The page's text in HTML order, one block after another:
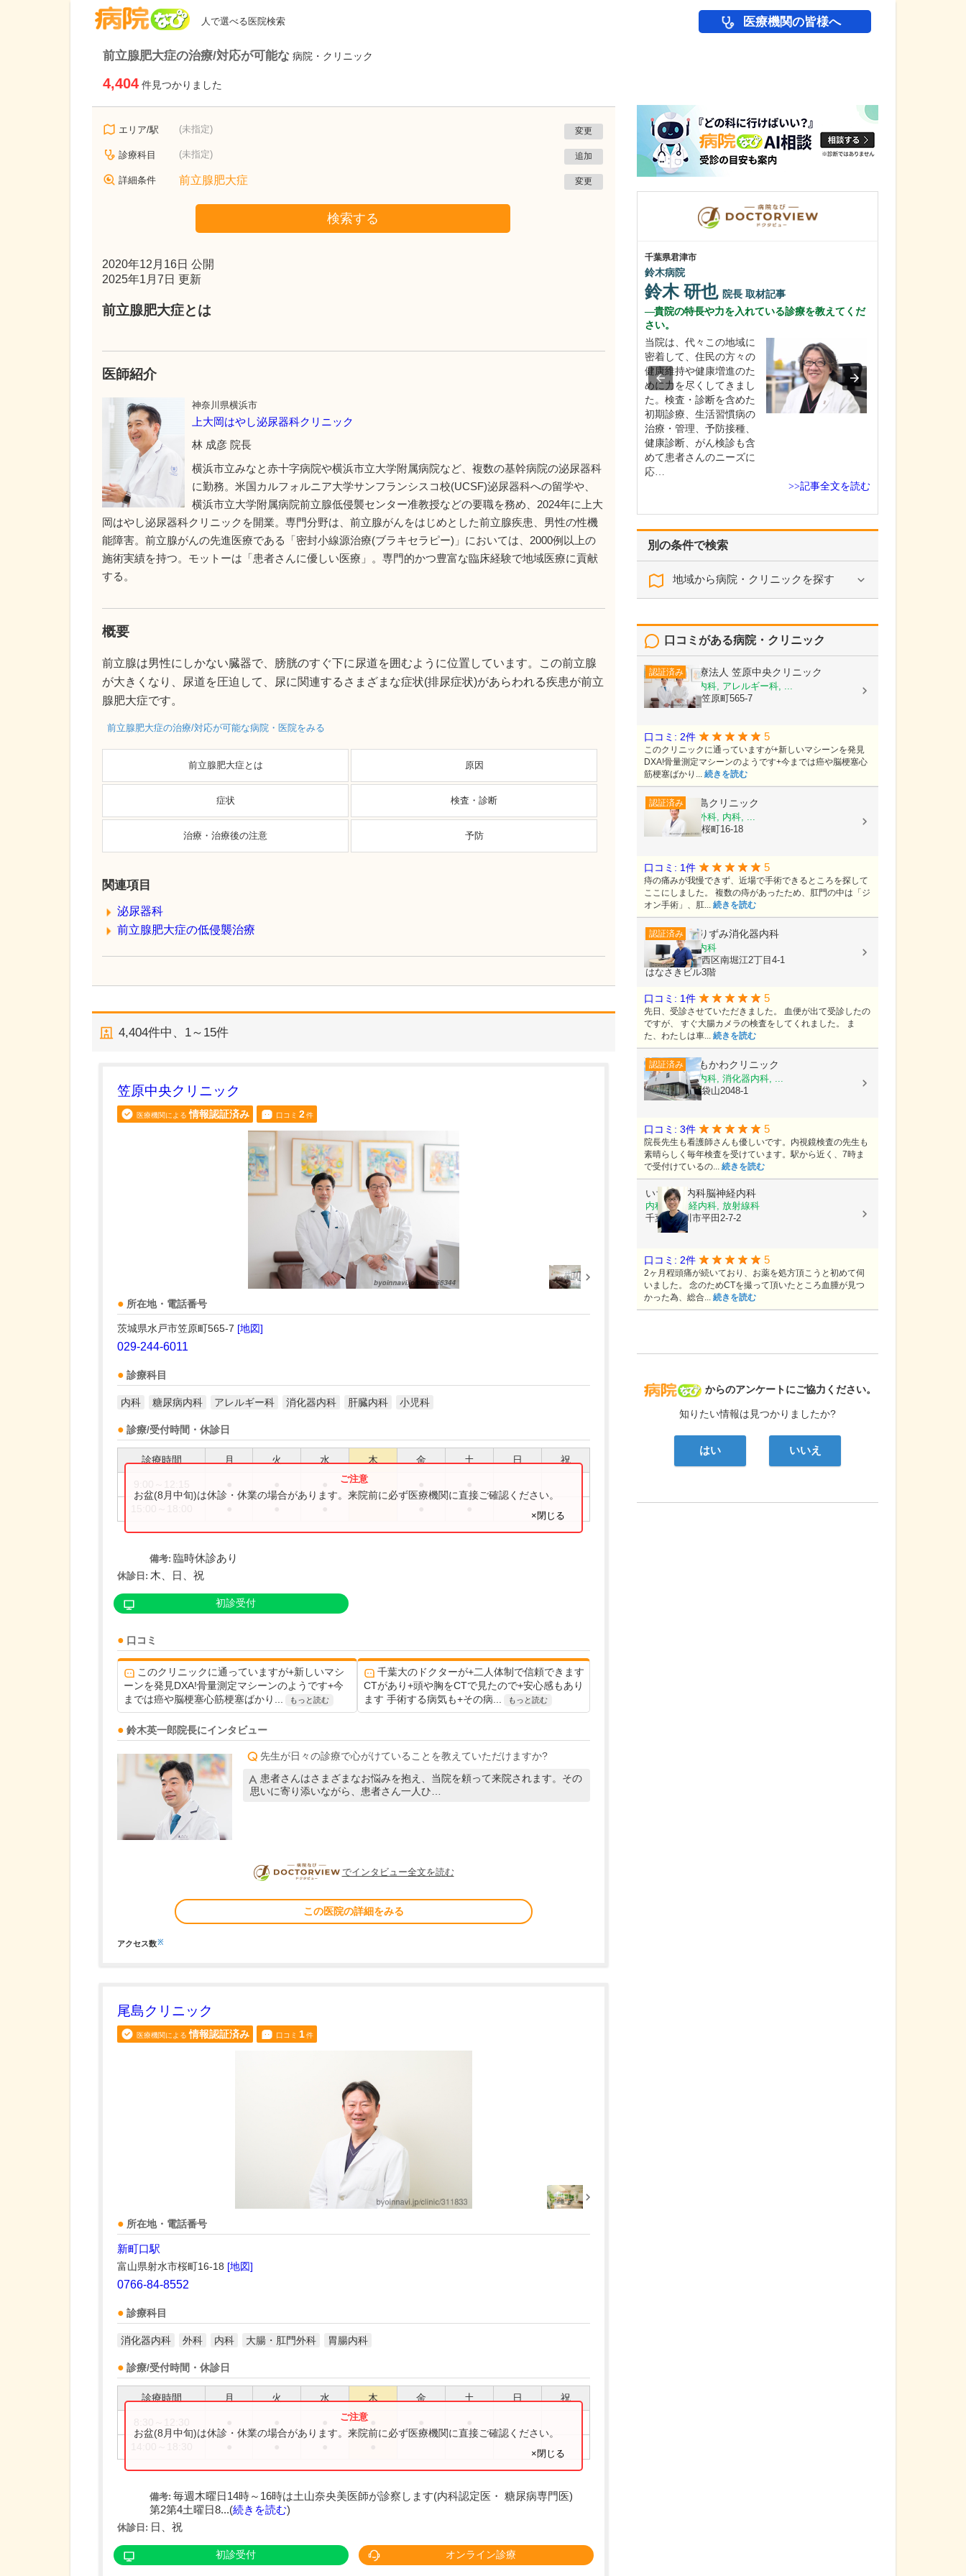
人で選べる医院検索 医療機関の皆様へ
前立腺肥大症の治療/対応が可能な 病院・クリニック
4,404 件見つかりました
エリア/駅 (未指定) 変更
診療科目 (未指定) 追加
詳細条件 前立腺肥大症 変更
検索する
2020年12月16日 公開
2025年1月7日 更新
前立腺肥大症とは
医師紹介
神奈川県横浜市
上大岡はやし泌尿器科クリニック
林 成彦 院長
横浜市立みなと赤十字病院や横浜市立大学附属病院など、複数の基幹病院の泌尿器科
に勤務。米国カルフォルニア大学サンフランシスコ校(UCSF)泌尿器科への留学や、
横浜市立大学附属病院前立腺低侵襲センター准教授などの要職を務め、2024年に上大
岡はやし泌尿器科クリニックを開業。専門分野は、前立腺がんをはじめとした前立腺疾患、男性の性機
能障害。前立腺がんの先進医療である「密封小線源治療(ブラキセラピー)」においては、2000例以上の
施術実績を持つ。モットーは「患者さんに優しい医療」。専門的かつ豊富な臨床経験で地域医療に貢献
する。
概要
前立腺は男性にしかない臓器で、膀胱のすぐ下に尿道を囲むように位置しています。この前立腺
が大きくなり、尿道を圧迫して、尿に関連するさまざまな症状(排尿症状)があらわれる疾患が前立
腺肥大症です。
前立腺肥大症の治療/対応が可能な病院・医院をみる
前立腺肥大症とは 原因
症状 検査・診断
治療・治療後の注意 予防
関連項目
泌尿器科
前立腺肥大症の低侵襲治療
4,404件中、 1～15件
笠原中央クリニック
医療機関による 情報認証済み 口コミ 2件
所在地・電話番号
茨城県水戸市笠原町565-7 [地図]
029-244-6011
診療科目
内科 糖尿病内科 アレルギー科 消化器内科 肝臓内科 小児科
診療/受付時間・休診日
診療時間 月 火 水 木 金 土 日 祝
お盆(8月中旬)は休診・休業の場合があります。来院前に必ず医療機関に直接ご確認ください。
×閉じる
備考: 臨時休診あり
休診日: 木、日、祝
初診受付
口コミ
このクリニックに通っていますが+新しいマシ
ーンを発見DXA!骨量測定マシーンのようです+今
までは癌や脳梗塞心筋梗塞ばかり...
もっと読む
千葉大のドクターが+二人体制で信頼できます
CTがあり+頭や胸をCTで見たので+安心感もあり
ます 手術する病気も+その病...
もっと読む
鈴木英一郎院長にインタビュー
先生が日々の診療で心がけていることを教えていただけますか?
患者さんはさまざまなお悩みを抱え、当院を頼って来院されます。その
思いに寄り添いながら、患者さん一人ひ…
DOCTORVIEW
でインタビュー全文を読む
この医院の詳細をみる
アクセス数※
尾島クリニック
医療機関による 情報認証済み 口コミ 1件
所在地・電話番号
新町口駅
富山県射水市桜町16-18 [地図]
0766-84-8552
診療科目
消化器内科 外科 内科 大腸・肛門外科 胃腸内科
診療/受付時間・休診日
診療時間 月 火 水 木 金 土 日 祝
お盆(8月中旬)は休診・休業の場合があります。来院前に必ず医療機関に直接ご確認ください。
×閉じる
備考: 毎週木曜日14時～16時は土山奈央美医師が診察します(内科認定医・ 糖尿病専門医)
第2第4土曜日8...(続きを読む)
休診日: 日、祝
初診受付 オンライン診療
別の条件で検索
地域から病院・クリニックを探す
病院なび
からのアンケートにご協力ください。
知りたい情報は見つかりましたか?
はい いいえ
口コミがある病院・クリニック
認証済み 医療法人 笠原中央クリニック
内科, 糖尿病内科, アレルギー科, ...
茨城県水戸市笠原町565-7
口コミ: 2件 5
このクリニックに通っていますが+新しいマシーンを発見
DXA!骨量測定マシーンのようです+今までは癌や脳梗塞心
筋梗塞ばかり... 続きを読む
認証済み 尾島クリニック
消化器内科, 外科, 内科, ...
富山県射水市桜町16-18
口コミ: 1件 5
痔の痛みが我慢できず、近場で手術できるところを探して
ここにしました。 複数の痔があったため、肛門の中は「ジ
オン手術」、肛... 続きを読む
認証済み ありずみ消化器内科
内科, 消化器内科
大阪府大阪市西区南堀江2丁目4-1
はなさきビル3階
口コミ: 1件 5
先日、受診させていただきました。 血便が出て受診したの
ですが、 すぐ大腸カメラの検査をしてくれました。 ま
た、わたしは車... 続きを読む
認証済み しもかわクリニック
内科, 脳神経内科, 消化器内科, ...
埼玉県越谷市袋山2048-1
口コミ: 3件 5
院長先生も看護師さんも優しいです。内視鏡検査の先生も
素晴らしく毎年検査を受けています。駅から近く、7時ま
で受付けているの... 続きを読む
いちかわ内科脳神経内科
内科, 脳神経内科, 放射線科
千葉県市川市平田2-7-2
口コミ: 2件 5
2ヶ月程頭痛が続いており、お薬を処方頂こうと初めて伺
いました。 念のためCTを撮って頂いたところ血腫が見つ
かった為、総合... 続きを読む
千葉県君津市
鈴木病院
鈴木 研也 院長 取材記事
貴院の特長や力を入れている診療を教えてくだ
さい。
当院は、代々この地域に
密着して、住民の方々の
健康維持や健康増進のた
めに力を尽くしてきまし
た。検査・診断を含めた
初期診療、生活習慣病の
治療・管理、予防接種、
健康診断、がん検診も含
めて患者さんのニーズに
応…
>>記事全文を読む
>>記事全文を読む